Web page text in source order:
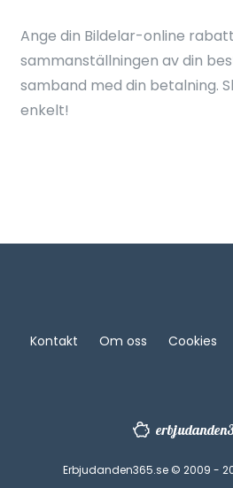
Ange din Bildelar-online
sammanställningen av din
samband med din betalning.
enkelt!
Kontakt Om oss Cookies
Erbjudanden365.se © 2009 -